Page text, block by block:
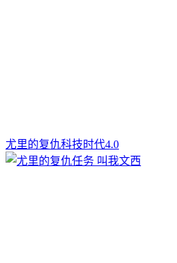
尤里的复仇科技时代4.0